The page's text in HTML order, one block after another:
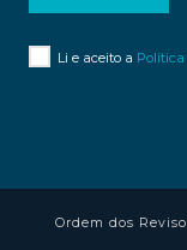
Li e aceito a
Ordem dos